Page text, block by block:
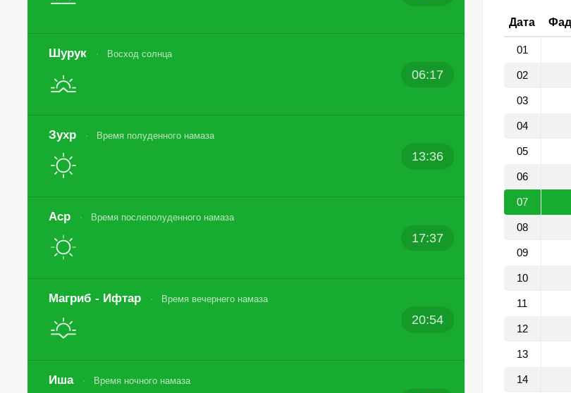
Шурук Восход солнца
06:17
Зухр Время полуденного намаза
13:36
Аср Время послеполуденного намаза
17:37
Магриб - Ифтар Время вечернего намаза
20:54
Иша Время ночного намаза
Дата
01
02
03
04
05
06
07
08
09
10
11
12
13
14